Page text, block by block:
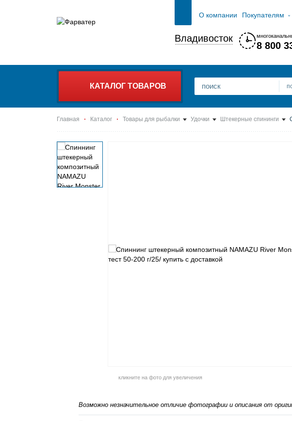
О компании Покупателям
Владивосток
8 800
КАТАЛОГ ТОВАРОВ
Главная Каталог Товары для рыбалки Удочки Штекерные спининги
кликните на фото для увеличения
Возможно незначительное отличие фотографии и описания от